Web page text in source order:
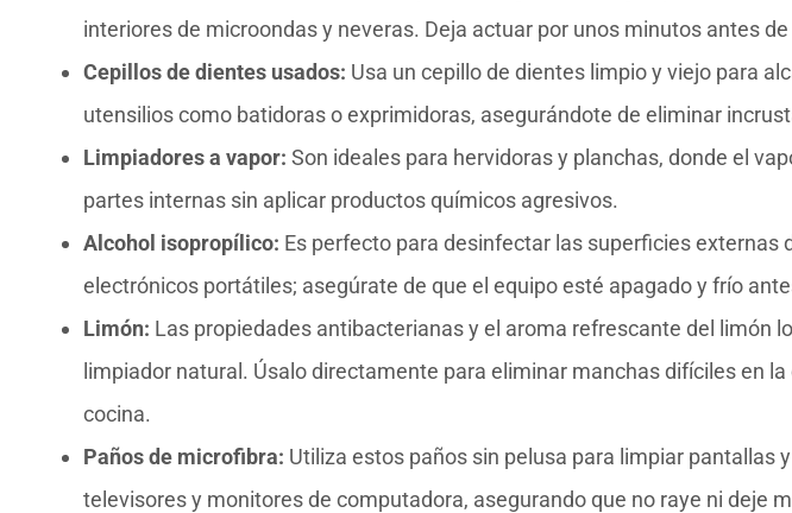
interiores de microondas y neveras. Deja actuar por unos minutos antes
Cepillos de dientes usados: Usa un cepillo de dientes limpio y viejo para
utensilios como batidoras o exprimidoras, asegurándote de eliminar
Limpiadores a vapor: Son ideales para hervidoras y planchas, donde el
partes internas sin aplicar productos químicos agresivos.
Alcohol isopropílico: Es perfecto para desinfectar las superficies externas
electrónicos portátiles; asegúrate de que el equipo esté apagado y frío
Limón: Las propiedades antibacterianas y el aroma refrescante del limón
limpiador natural. Úsalo directamente para eliminar manchas difíciles en
cocina.
Paños de microfibra: Utiliza estos paños sin pelusa para limpiar pantallas
televisores y monitores de computadora, asegurando que no raye ni deje